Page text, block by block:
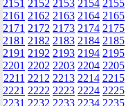
2151 2152 2153 2154 2155
2161 2162 2163 2164 2165
2171 2172 2173 2174 2175
2181 2182 2183 2184 2185
2191 2192 2193 2194 2195
2201 2202 2203 2204 2205
2211 2212 2213 2214 2215
2221 2222 2223 2224 2225
2231 2232 2233 2234 2235